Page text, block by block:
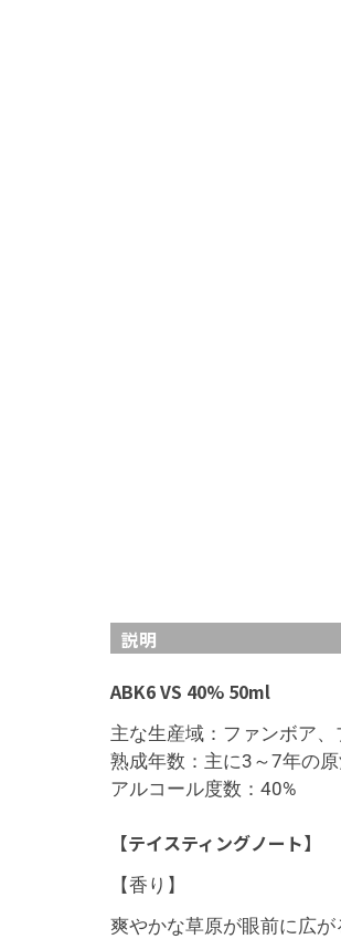
説明
ABK6 VS 40% 50ml
主な生産域：ファンボア
熟成年数：主に3～7年の
アルコール度数：40%
【テイスティングノート】
【香り】
爽やかな草原が眼前に広